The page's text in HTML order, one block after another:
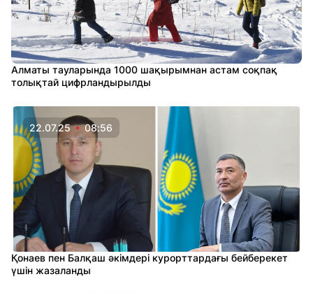
Алматы тауларында 1000 шақырымнан астам соқпақ
толықтай цифрландырылды
22.07.25 08:56
Қонаев пен Балқаш әкімдері курорттардағы бейберекет
үшін жазаланды